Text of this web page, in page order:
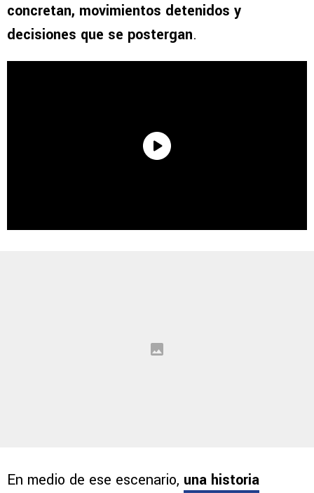
concretan, movimientos detenidos y
decisiones que se postergan.
En medio de ese escenario, una historia